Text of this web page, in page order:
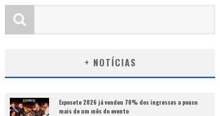
+ NOTÍCIAS
Exposete 2026 já vendeu 70% dos ingressos a pouco
mais de um mês do evento